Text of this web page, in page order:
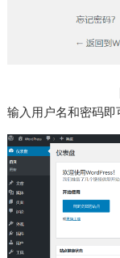
输入用户名和密码即